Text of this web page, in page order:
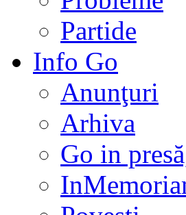
Partide
Info Go
Anunţuri
Arhiva
Go in